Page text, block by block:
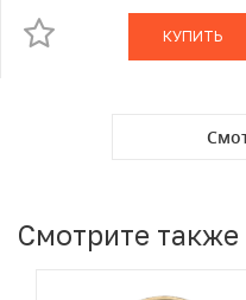
КУПИТЬ
Смотрите